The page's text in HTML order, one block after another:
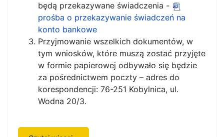
będą przekazywane świadczenia -
prośba o przekazywanie świadczeń na
konto bankowe
Przyjmowanie wszelkich dokumentów, w
tym wniosków, które muszą zostać przyjęte
w formie papierowej odbywało się będzie
za pośrednictwem poczty – adres do
korespondencji: 76-251 Kobylnica, ul.
Wodna 20/3.